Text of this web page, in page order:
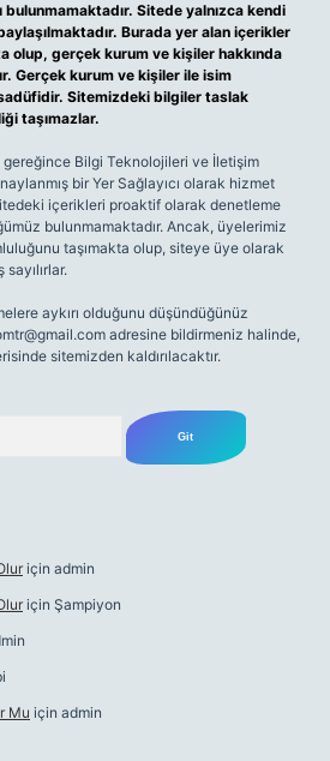
Sitede yalnızca kendi
Burada yer alan içerikler
olup, gerçek kurum ve kişiler hakkında
Gerçek kurum ve kişiler ile isim
Sitemizdeki bilgiler taslak
taşımazlar.
gereğince Bilgi Teknolojileri ve İletişim
bir Yer Sağlayıcı olarak hizmet
içerikleri proaktif olarak denetleme
bulunmamaktadır. Ancak, üyelerimiz
taşımakta olup, siteye üye olarak
aykırı olduğunu düşündüğünüz
adresine bildirmeniz halinde,
sitemizden kaldırılacaktır.
için admin
için Şampiyon
Mu için admin